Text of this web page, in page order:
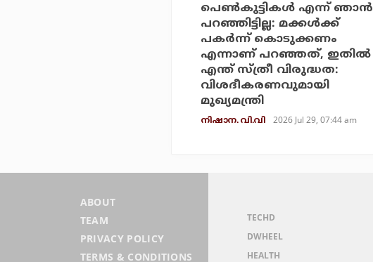
പെണ്‍കുട്ടികള്‍ എന്ന് ഞാന്‍
പറഞ്ഞിട്ടില്ല: മക്കള്‍ക്ക്
പകര്‍ന്ന് കൊടുക്കണം
എന്നാണ് പറഞ്ഞത്, ഇതില്‍
എന്ത് സ്ത്രീ വിരുദ്ധത:
വിശദീകരണവുമായി
മുഖ്യമന്ത്രി
നിഷാന. വി.വി 2026 Jul 29, 07:44 am
ABOUT
TEAM
PRIVACY POLICY
TERMS & CONDITIONS
TECHD
DWHEEL
HEALTH